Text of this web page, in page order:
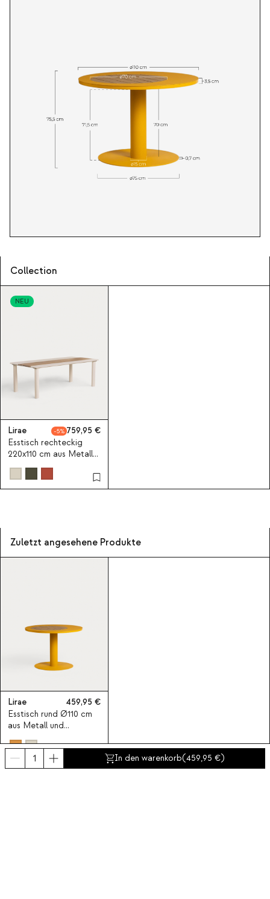
In den warenkorb(459,95 )
Collection
NEU
Lirae 5
759,95
Esstisch rechteckig
220x110 cm aus Metall
und Teakholz Lirae
Zuletzt angesehene Produkte
Lirae
459,95
Esstisch rund Ø110 cm
aus Metall und
Teakholz Lirae